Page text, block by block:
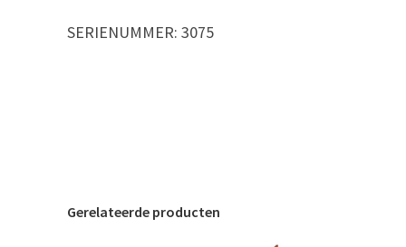
SERIENUMMER: 3075
Gerelateerde producten